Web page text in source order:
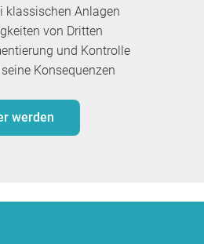
klassischen Anlagen
von Dritten
und Kontrolle
Konsequenzen
werden